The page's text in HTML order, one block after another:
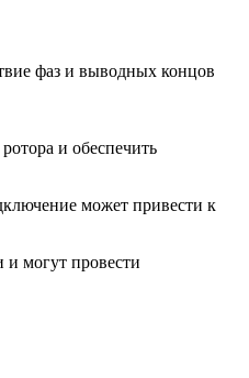
фаз и выводных концов
и обеспечить
может привести к
и могут провести